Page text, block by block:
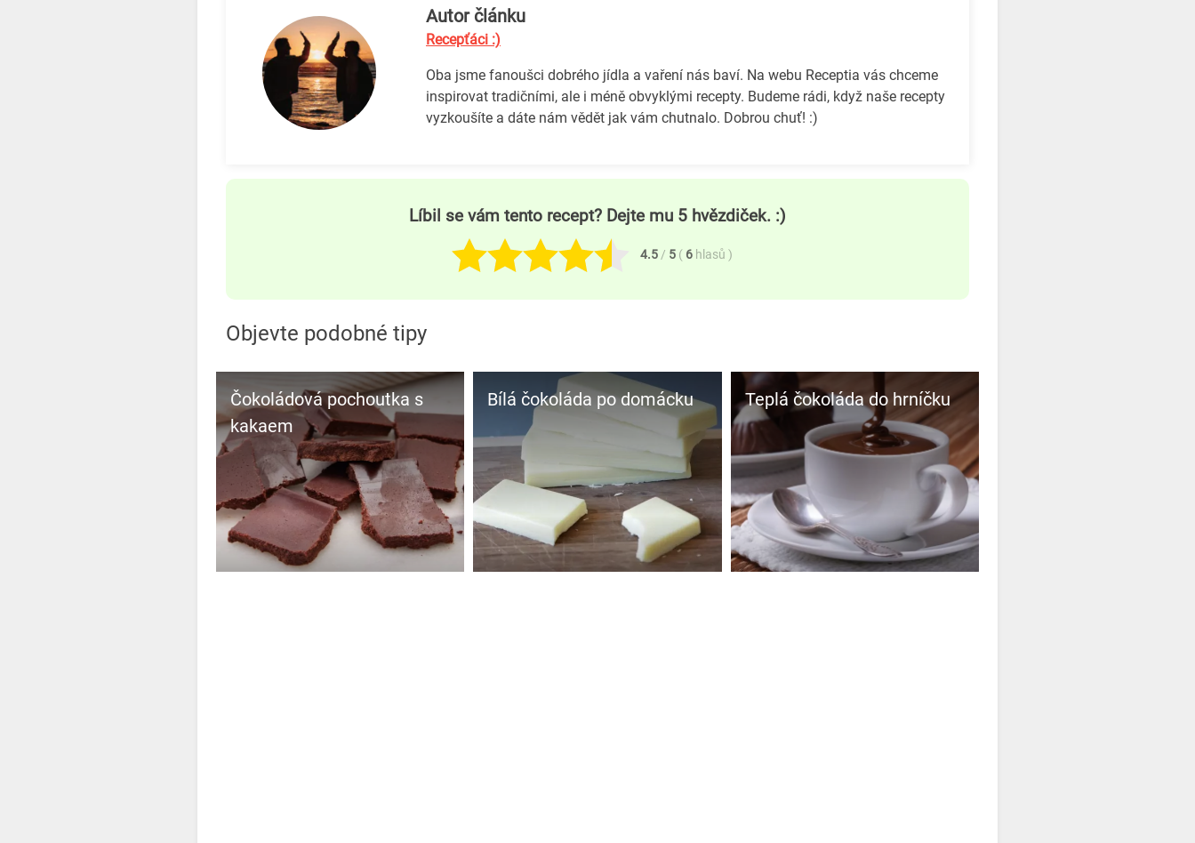
Autor článku
Recepťáci :)
Oba jsme fanoušci dobrého jídla a vaření nás baví. Na webu Receptia vás chceme
inspirovat tradičními, ale i méně obvyklými recepty. Budeme rádi, když naše recepty
vyzkoušíte a dáte nám vědět jak vám chutnalo. Dobrou chuť! :)
Líbil se vám tento recept? Dejte mu 5 hvězdiček. :)
4.5/ 5 ( 6 hlasů )
Objevte podobné tipy
Čokoládová pochoutka s
kakaem
Bílá čokoláda po domácku Teplá čokoláda do hrníčku